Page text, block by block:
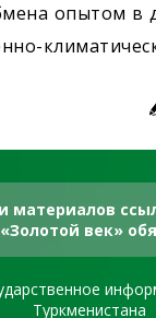
опытом в
материалов
век»
Туркменистана